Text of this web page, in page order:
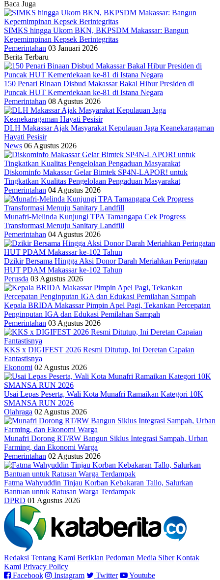
Baca Juga
SIMKS hingga Ukom BKN, BKPSDM Makassar: Bangun
Kepemimpinan Kepsek Berintegritas
Pemerintahan 03 Januari 2026
Berita Terbaru
150 Penari Binaan Disbud Makassar Bakal Hibur Presiden di
Puncak HUT Kemerdekaan ke-81 di Istana Negara
Pemerintahan 08 Agustus 2026
DLH Makassar Ajak Masyarakat Kepulauan Jaga Keanekaragaman
Hayati Pesisir
News 06 Agustus 2026
Diskominfo Makassar Gelar Bimtek SP4N-LAPOR! untuk
Tingkatkan Kualitas Pengelolaan Pengaduan Masyarakat
Pemerintahan 04 Agustus 2026
Munafri-Melinda Kunjungi TPA Tamangapa Cek Progress
Transformasi Menuju Sanitary Landfill
Pemerintahan 04 Agustus 2026
Dzikir Bersama Hingga Aksi Donor Darah Meriahkan Peringatan
HUT PDAM Makassar ke-102 Tahun
Perusda 03 Agustus 2026
Kepala BRIDA Makassar Pimpin Apel Pagi, Tekankan Percepatan
Penginputan IGA dan Edukasi Pemilahan Sampah
Pemerintahan 03 Agustus 2026
KKS x DIGIFEST 2026 Resmi Ditutup, Ini Deretan Capaian
Fantastisnya
Ekonomi 02 Agustus 2026
Usai Lepas Peserta, Wali Kota Munafri Ramaikan Kategori 10K
SMANSA RUN 2026
Olahraga 02 Agustus 2026
Munafri Dorong RT/RW Bangun Siklus Integrasi Sampah, Urban
Farming, dan Ekonomi Warga
Pemerintahan 02 Agustus 2026
Fatma Wahyuddin Tinjau Korban Kebakaran Tallo, Salurkan
Bantuan untuk Ratusan Warga Terdampak
DPRD 01 Agustus 2026
Redaksi Tentang Kami Beriklan Pedoman Media Siber Kontak
Kami Privacy Policy
Facebook
Instagram Twitter
Youtube